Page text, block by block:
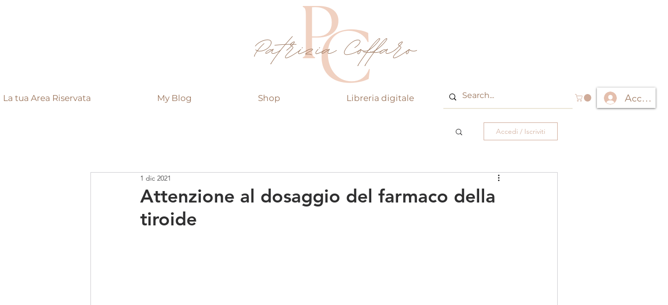
La tua Area Riservata My Blog Shop Libreria digitale Accedi
Accedi / Iscriviti
Attenzione al dosaggio del farmaco della
tiroide
1 dic 2021